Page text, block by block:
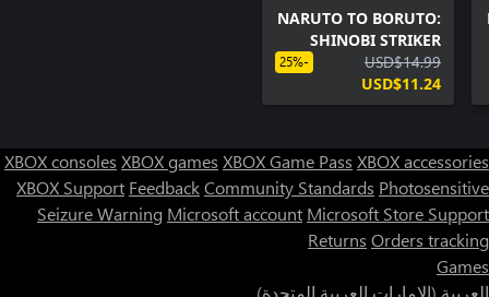
NARUTO TO BORUTO:
SHINOBI STRIKER
Season Pass 3
USD$14.99
USD$11.24
-25%
XBOX consoles XBOX games XBOX Game Pass XBOX accessories
XBOX Support FeedbackCommunity Standards Photosensitive
Seizure Warning Microsoft account Microsoft Store Support
Returns Orders tracking
Games
العربية (الإمارات العربية المتحدة)